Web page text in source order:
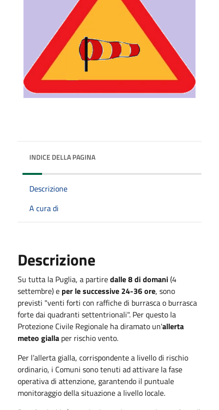
INDICE DELLA PAGINA
Descrizione
A cura di
Descrizione
Su tutta la Puglia, a partiredalle 8 di domani(4
settembre) e per le successive 24-36 ore, sono
previsti "venti forti con raffiche di burrasca o burrasca
forte dai quadranti settentrionali". Per questo la
Protezione Civile Regionale ha diramato un'allerta
meteo gialla per rischio vento.
Per l’allerta gialla, corrispondente a livello di rischio
ordinario, i Comuni sono tenuti ad attivare la fase
operativa di attenzione, garantendo il puntuale
monitoraggio della situazione a livello locale.